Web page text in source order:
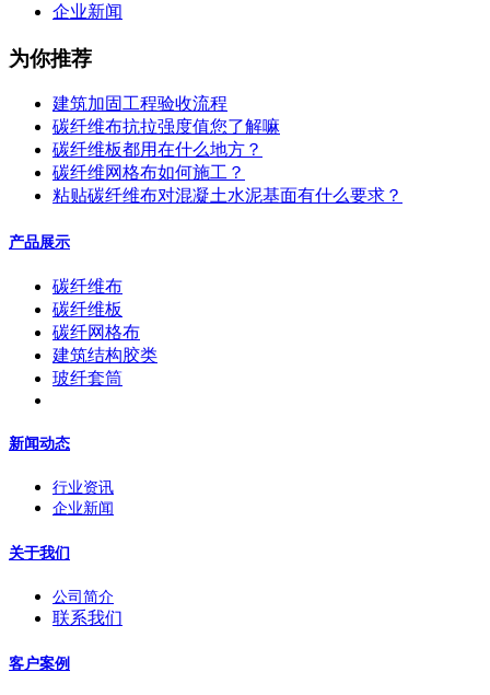
企业新闻
为你推荐
建筑加固工程验收流程
碳纤维布抗拉强度值您了解嘛
碳纤维板都用在什么地方？
碳纤维网格布如何施工？
粘贴碳纤维布对混凝土水泥基面有什么要求？
产品展示
碳纤维布
碳纤维板
碳纤网格布
建筑结构胶类
玻纤套筒
新闻动态
行业资讯
企业新闻
关于我们
公司简介
联系我们
客户案例